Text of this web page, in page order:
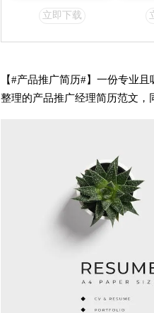
立即下载
【#产品推广简历#】一份专业
整理的产品推广经理简历范文